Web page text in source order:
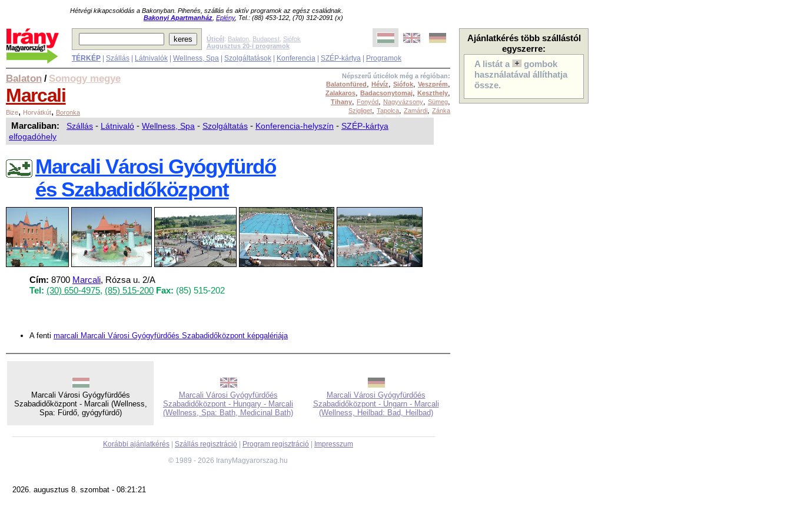
Hétvégi kikapcsolódás a Bakonyban. Pihenés, szállás és aktív programok az egész családnak.
Bakonyi Apartmanház Eplény, Tel.: (88) 453-122, (70) 312-2091 (x)
Ajánlatkérés több szállástól
egyszerre:
A listát a
gombok
használatával állíthatja
össze.
Úticél: Balaton Budapest Siófok
Augusztus 20-i programok
TÉRKÉP Szállás Látnivalók Wellness, Spa Szolgáltatások Konferencia SZÉP-kártya Programok
Népszerű úticélok még a régióban:
Balatonfüred, Hévíz, Siófok, Veszprém,
Zalakaros, Badacsonytomaj, Keszthely,
Tihany, Fonyód, Nagyvázsony, Sümeg,
Szigliget, Tapolca, Zamárdi, Zánka
Balaton / Somogy megye
Marcali
Bize, Horvátkút, Boronka
Marcaliban: Szállás - Látnivaló - Wellness, Spa - Szolgáltatás - Konferencia-helyszín - SZÉP-kártya
elfogadóhely
Marcali Városi Gyógyfürdő
és Szabadidőközpont
Cím: 8700 Marcali, Rózsa u. 2/A
Tel: (30) 650-4975, (85) 515-200 Fax: (85) 515-202
A fenti marcali Marcali Városi Gyógyfürdőés Szabadidőközpont képgalériája
Marcali Városi Gyógyfürdőés
Szabadidőközpont - Marcali (Wellness,
Spa: Fürdő, gyógyfürdő)
Marcali Városi Gyógyfürdőés
Szabadidőközpont - Hungary - Marcali
(Wellness, Spa: Bath, Medicinal Bath)
Marcali Városi Gyógyfürdőés
Szabadidőközpont - Ungarn - Marcali
(Wellness, Heilbad: Bad, Heilbad)
Korábbi ajánlatkérés Szállás regisztráció Program regisztráció
Impresszum
© 1989 - 2026 IranyMagyarorszag.hu
2026. augusztus 8. szombat - 08:21:21